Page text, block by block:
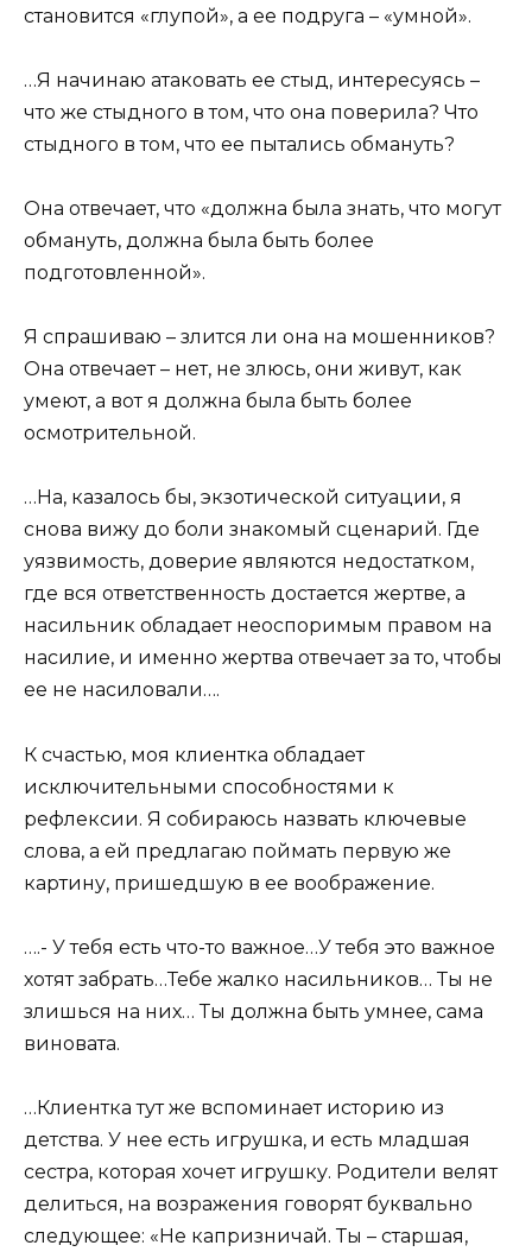
становится «глупой», а ее подруга – «умной».
…Я начинаю атаковать ее стыд, интересуясь –
что же стыдного в том, что она поверила? Что
стыдного в том, что ее пытались обмануть?
Она отвечает, что «должна была знать, что могут
обмануть, должна была быть более
подготовленной».
Я спрашиваю – злится ли она на мошенников?
Она отвечает – нет, не злюсь, они живут, как
умеют, а вот я должна была быть более
осмотрительной.
…На, казалось бы, экзотической ситуации, я
снова вижу до боли знакомый сценарий. Где
уязвимость, доверие являются недостатком,
где вся ответственность достается жертве, а
насильник обладает неоспоримым правом на
насилие, и именно жертва отвечает за то, чтобы
ее не насиловали….
К счастью, моя клиентка обладает
исключительными способностями к
рефлексии. Я собираюсь назвать ключевые
слова, а ей предлагаю поймать первую же
картину, пришедшую в ее воображение.
….- У тебя есть что-то важное…У тебя это важное
хотят забрать…Тебе жалко насильников… Ты не
злишься на них… Ты должна быть умнее, сама
виновата.
…Клиентка тут же вспоминает историю из
детства. У нее есть игрушка, и есть младшая
сестра, которая хочет игрушку. Родители велят
делиться, на возражения говорят буквально
следующее: «Не капризничай. Ты – старшая,